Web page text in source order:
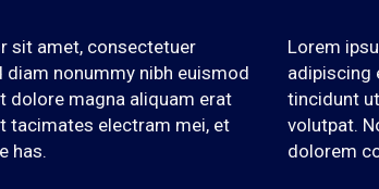
sit amet, consectetuer
diam nonummy nibh euismod
dolore magna aliquam erat
tacimates electram mei, et
has.
Lorem
adipiscing
tincidunt
volutpat.
dolorem